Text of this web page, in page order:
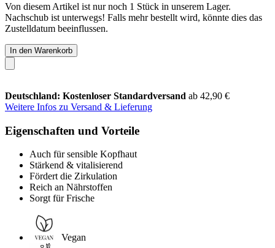
Von diesem Artikel ist nur noch 1 Stück in unserem Lager.
Nachschub ist unterwegs! Falls mehr bestellt wird, könnte dies das
Zustelldatum beeinflussen.
In den Warenkorb
Deutschland: Kostenloser Standardversand ab 42,90 €
Weitere Infos zu Versand & Lieferung
Eigenschaften und Vorteile
Auch für sensible Kopfhaut
Stärkend & vitalisierend
Fördert die Zirkulation
Reich an Nährstoffen
Sorgt für Frische
Vegan